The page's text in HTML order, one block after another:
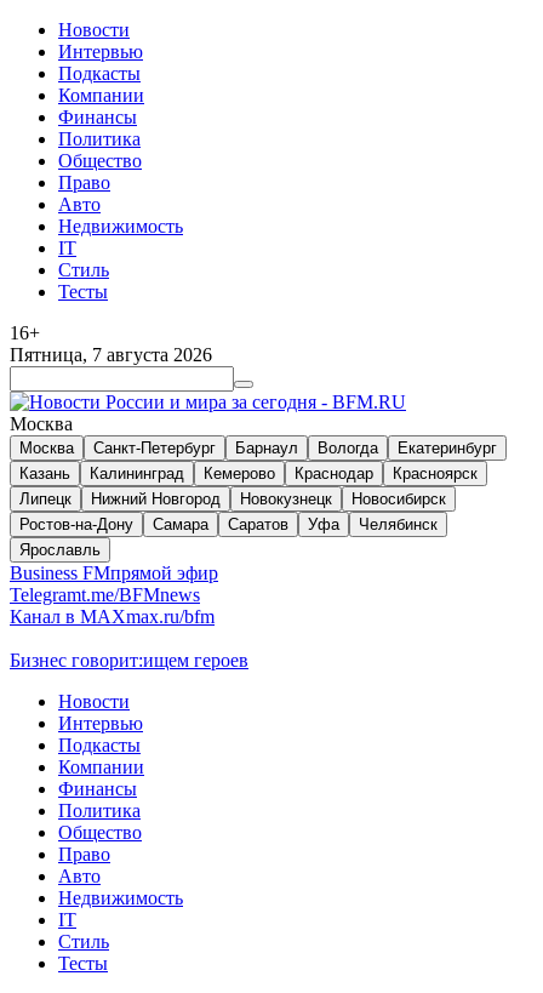
Новости
Интервью
Подкасты
Компании
Финансы
Политика
Общество
Право
Авто
Недвижимость
IT
Стиль
Тесты
16+
Пятница, 7 августа 2026
Москва
Москва Санкт-Петербург Барнаул Вологда
Екатеринбург
Казань
Калининград Кемерово Краснодар
Красноярск
Липецк
Нижний Новгород Новокузнецк
Новосибирск
Ростов-на-Дону
Самара Саратов Уфа
Челябинск
Ярославль
Business FMпрямой эфир
Telegramt.me/BFMnews
Канал в MAXmax.ru/bfm
Бизнес говорит:ищем героев
Новости
Интервью
Подкасты
Компании
Финансы
Политика
Общество
Право
Авто
Недвижимость
IT
Стиль
Тесты